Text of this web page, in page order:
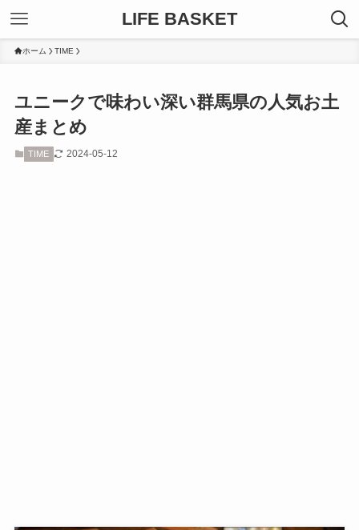
LIFE BASKET
ホーム TIME
ユニークで味わい深い群馬県の人気お土
産まとめ
TIME 2024-05-12